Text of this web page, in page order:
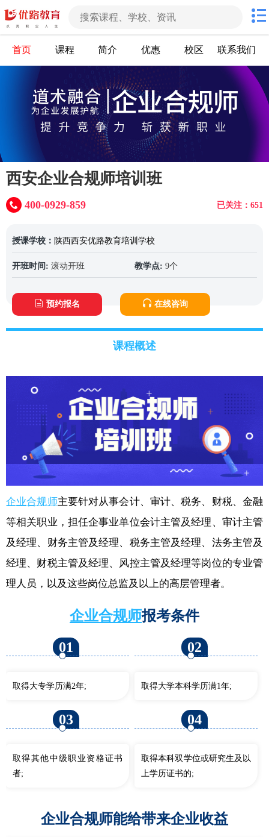
首页 课程 简介 优惠 校区 联系我们
西安企业合规师培训班
已关注：651
400-0929-859
授课学校： 陕西西安优路教育培训学校
开班时间: 滚动开班 教学点: 9个
预约报名 在线咨询
课程概述
企业合规师主要针对从事会计、审计、税务、财税、金融
等相关职业，担任企事业单位会计主管及经理、审计主管
及经理、财务主管及经理、税务主管及经理、法务主管及
经理、财税主管及经理、风控主管及经理等岗位的专业管
理人员，以及这些岗位总监及以上的高层管理者。
企业合规师报考条件
01
取得大专学历满2年;
02
取得大学本科学历满1年;
03
取得其他中级职业资格证书
者;
04
取得本科双学位或研究生及以
上学历证书的;
企业合规师能给带来企业收益